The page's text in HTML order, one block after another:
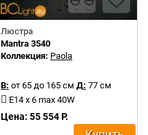
Люстра
Mantra 3540
Коллекция: Paola
В: от 65 до 165 см Д: 77 см
E14 x 6 max 40W
Цена: 55 554 Р.